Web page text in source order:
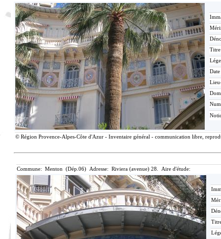
© Région Provence-Alpes-Côte d'Azur - Inventaire général - communication libre,
Commune: Menton (Dép.06) Adresse: Riviera (avenue) 28. Aire d'étude: